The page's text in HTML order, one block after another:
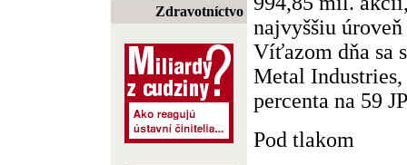
Zdravotníctvo
najvyššiu
Víťazom dňa sa
Metal
percenta na 59
Pod tlakom